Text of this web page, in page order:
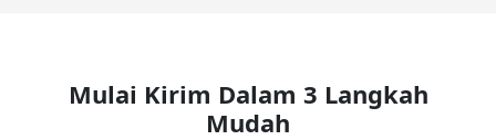
Mulai Kirim Dalam 3 Langkah
Mudah